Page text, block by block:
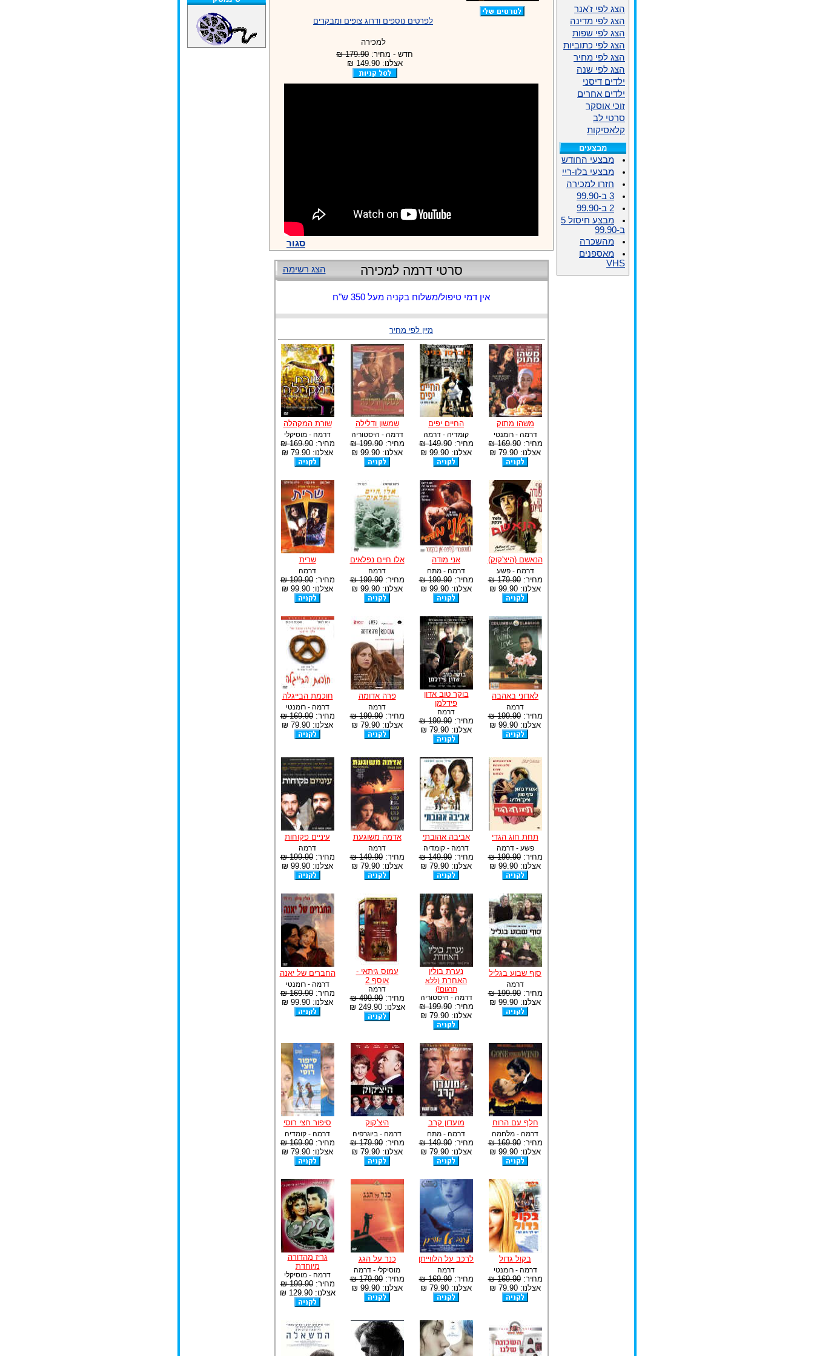
לפרטים נוספים ודרוג צופים ומבקרים
למכירה
חדש - מחיר: 179.90 ₪
אצלנו: 149.90 ₪
סגור
הצג רשימה סרטי דרמה למכירה
אין דמי טיפול/משלוח בקניה מעל 350 ש"ח
מיין לפי מחיר
משהו מתוק
דרמה - רומנטי
מחיר:169.90 ₪
אצלנו: 79.90 ₪
החיים יפים
קומדיה - דרמה
מחיר:149.90 ₪
אצלנו: 99.90 ₪
שמשון ודלילה
דרמה - היסטוריה
מחיר:199.90 ₪
אצלנו: 99.90 ₪
שורת המקהלה
דרמה - מוסיקלי
מחיר:169.90 ₪
אצלנו: 79.90 ₪
הנאשם (היצ'קוק)
דרמה - פשע
מחיר:179.90 ₪
אצלנו: 99.90 ₪
אני מודה
דרמה - מתח
מחיר:199.90 ₪
אצלנו: 99.90 ₪
אלו חיים נפלאים
דרמה
מחיר:199.90 ₪
אצלנו: 99.90 ₪
שרית
דרמה
מחיר:199.90 ₪
אצלנו: 99.90 ₪
לאדוני באהבה
דרמה
מחיר:199.90 ₪
אצלנו: 99.90 ₪
בוקר טוב אדון
פידלמן
דרמה
מחיר:199.90 ₪
אצלנו: 79.90 ₪
פרה אדומה
דרמה
מחיר:199.90 ₪
אצלנו: 79.90 ₪
חוכמת הבייגלה
דרמה - רומנטי
מחיר:169.90 ₪
אצלנו: 79.90 ₪
תחת חוג הגדי
פשע - דרמה
מחיר:199.90 ₪
אצלנו: 99.90 ₪
אביבה אהובתי
דרמה - קומדיה
מחיר:149.90 ₪
אצלנו: 79.90 ₪
אדמה משוגעת
דרמה
מחיר:149.90 ₪
אצלנו: 79.90 ₪
עיניים פקוחות
דרמה
מחיר:199.90 ₪
אצלנו: 99.90 ₪
סוף שבוע בגליל
דרמה
מחיר:199.90 ₪
אצלנו: 99.90 ₪
נערת בולין
האחרת (ללא
תרגום!)
דרמה - היסטוריה
מחיר:199.90 ₪
אצלנו: 79.90 ₪
עמוס גיתאי -
אוסף 2
דרמה
מחיר:499.90 ₪
אצלנו: 249.90 ₪
החברים של יאנה
דרמה - רומנטי
מחיר:169.90 ₪
אצלנו: 99.90 ₪
חלף עם הרוח
דרמה - מלחמה
מחיר:169.90 ₪
אצלנו: 99.90 ₪
מועדון קרב
דרמה - מתח
מחיר:149.90 ₪
אצלנו: 79.90 ₪
היצ'קוק
דרמה - ביוגרפיה
מחיר:179.90 ₪
אצלנו: 79.90 ₪
סיפור חצי רוסי
דרמה - קומדיה
מחיר:169.90 ₪
אצלנו: 79.90 ₪
בקול גדול
דרמה - רומנטי
מחיר:169.90 ₪
אצלנו: 79.90 ₪
לרכב על הלווייתן
דרמה
מחיר:169.90 ₪
אצלנו: 79.90 ₪
כנר על הגג
מוסיקלי - דרמה
מחיר:179.90 ₪
אצלנו: 99.90 ₪
גריז מהדורה
מיוחדת
דרמה - מוסיקלי
מחיר:199.90 ₪
אצלנו: 129.90 ₪
הצג לפי ז'אנר
הצג לפי מדינה
הצג לפי שפות
הצג לפי כתוביות
הצג לפי מחיר
הצג לפי שנה
ילדים דיסני
ילדים אחרים
זוכי אוסקר
סרטי לב
קלאסיקות
מבצעים
מבצעי החודש
מבצעי בלו-ריי
חזרו למכירה
3 ב-99.90
2 ב-99.90
מבצע חיסול 5
ב-99.90
מהשכרה
מאספנים
VHS